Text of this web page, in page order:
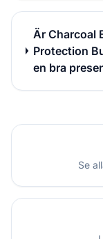
Är Charcoal
Protection
en bra
Se